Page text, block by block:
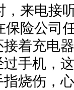
，来电接
保险公司
着充电
手机，
烧伤，